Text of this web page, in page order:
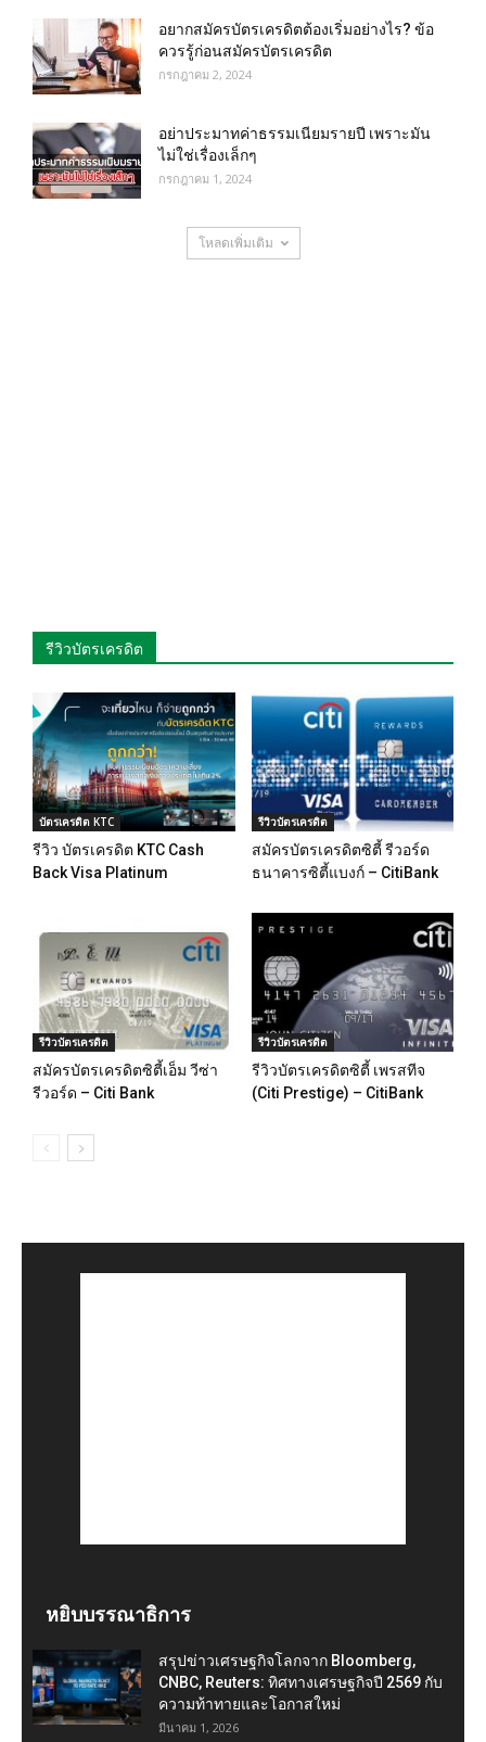
อยากสมัครบัตรเครดิตต้องเริ่มอย่างไร? ข้อ
ควรรู้ก่อนสมัครบัตรเครดิต
กรกฎาคม 2, 2024
อย่าประมาทค่าธรรมเนียมรายปี เพราะมัน
ไม่ใช่เรื่องเล็กๆ
กรกฎาคม 1, 2024
โหลดเพิ่มเติม
รีวิวบัตรเครดิต
บัตรเครดิต KTC
รีวิว บัตรเครดิต KTC Cash
Back Visa Platinum
รีวิวบัตรเครดิต
สมัครบัตรเครดิตซิตี้ รีวอร์ด
ธนาคารซิตี้แบงก์ – CitiBank
รีวิวบัตรเครดิต
สมัครบัตรเครดิตซิตี้เอ็ม วีซ่า
รีวอร์ด – Citi Bank
รีวิวบัตรเครดิต
รีวิวบัตรเครดิตซิตี้ เพรสทีจ
(Citi Prestige) – CitiBank
หยิบบรรณาธิการ
สรุปข่าวเศรษฐกิจโลกจาก Bloomberg,
CNBC, Reuters: ทิศทางเศรษฐกิจปี 2569 กับ
ความท้าทายและโอกาสใหม่
มีนาคม 1, 2026